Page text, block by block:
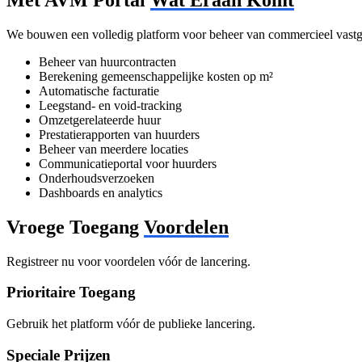
We bouwen een volledig platform voor beheer van commercieel
Beheer van huurcontracten
Berekening gemeenschappelijke kosten op m²
Automatische facturatie
Leegstand- en void-tracking
Omzetgerelateerde huur
Prestatierapporten van huurders
Beheer van meerdere locaties
Communicatieportal voor huurders
Onderhoudsverzoeken
Dashboards en analytics
Vroege Toegang Voordelen
Registreer nu voor voordelen vóór de lancering.
Prioritaire Toegang
Gebruik het platform vóór de publieke lancering.
Speciale Prijzen